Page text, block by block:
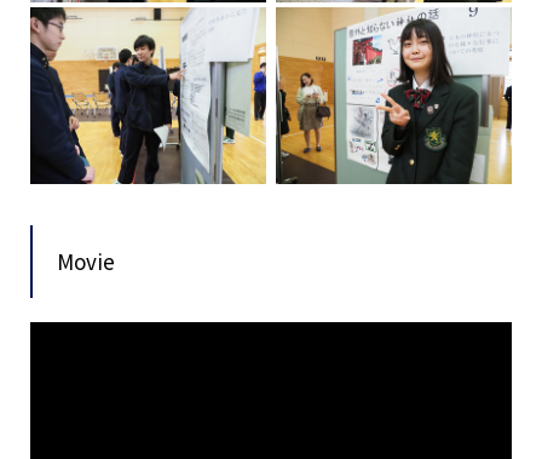
Movie